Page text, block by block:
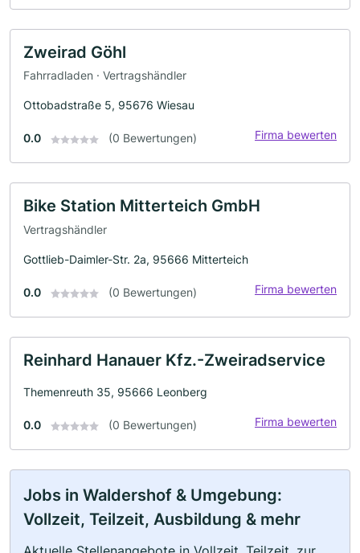
Zweirad Göhl
Fahrradladen · Vertragshändler
Ottobadstraße 5, 95676 Wiesau
0.0 (0 Bewertungen) Firma bewerten
Bike Station Mitterteich GmbH
Vertragshändler
Gottlieb-Daimler-Str. 2a, 95666 Mitterteich
0.0 (0 Bewertungen) Firma bewerten
Reinhard Hanauer Kfz.-Zweiradservice
Themenreuth 35, 95666 Leonberg
0.0 (0 Bewertungen) Firma bewerten
Jobs in Waldershof & Umgebung:
Vollzeit, Teilzeit, Ausbildung & mehr